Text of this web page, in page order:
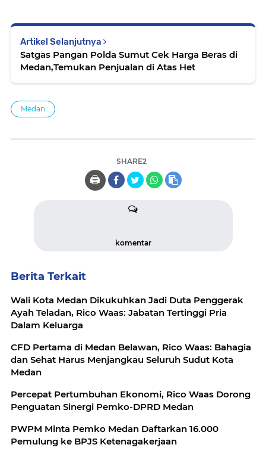
Artikel Selanjutnya
Satgas Pangan Polda Sumut Cek Harga Beras di
Medan,Temukan Penjualan di Atas Het
Medan
SHARE2
🖨️
komentar
Berita Terkait
Wali Kota Medan Dikukuhkan Jadi Duta Penggerak
Ayah Teladan, Rico Waas: Jabatan Tertinggi Pria
Dalam Keluarga
CFD Pertama di Medan Belawan, Rico Waas: Bahagia
dan Sehat Harus Menjangkau Seluruh Sudut Kota
Medan
Percepat Pertumbuhan Ekonomi, Rico Waas Dorong
Penguatan Sinergi Pemko-DPRD Medan
PWPM Minta Pemko Medan Daftarkan 16.000
Pemulung ke BPJS Ketenagakerjaan